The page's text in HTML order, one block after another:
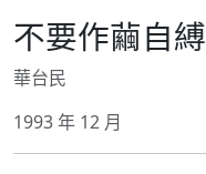
不要作繭自縛
華台民
1993 年 12 月